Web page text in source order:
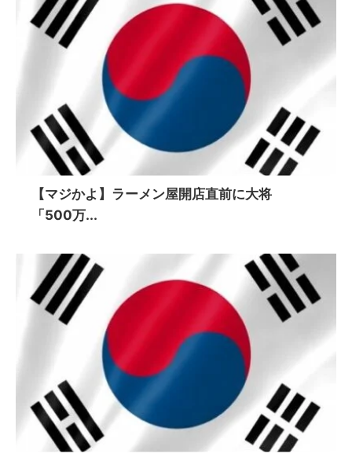
【マジかよ】ラーメン屋開店直前に大将
「500万...